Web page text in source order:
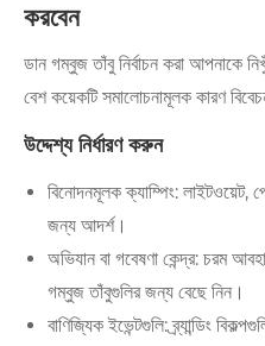
করবেন
ডান গম্বুজ তাঁবু নির্বাচন করা আপনাকে
বেশ কয়েকটি সমালোচনামূলক কারণ
উদ্দেশ্য নির্ধারণ করুন
বিনোদনমূলক ক্যাম্পিং: লাইটওয়েট,
জন্য আদর্শ।
অভিযান বা গবেষণা কেন্দ্র: চরম
গম্বুজ তাঁবুগুলির জন্য বেছে নিন।
বাণিজ্যিক ইভেন্টগুলি: ব্র্যান্ডিং